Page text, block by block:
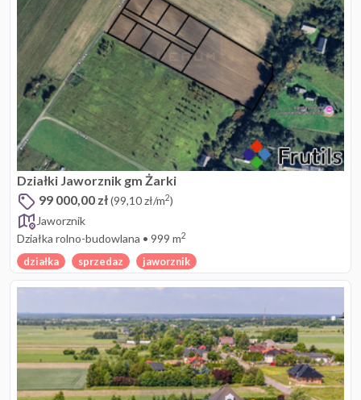
Działki Jaworznik gm Żarki
99 000,00 zł(99,10 zł/m2)
Jaworznik
Działka rolno-budowlana • 999 m2
działka sprzedaz jaworznik